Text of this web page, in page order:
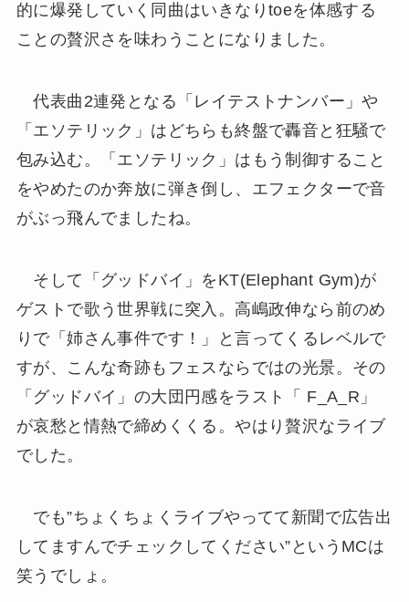
的に爆発していく同曲はいきなりtoeを体感する
ことの贅沢さを味わうことになりました。
代表曲2連発となる「レイテストナンバー」や
「エソテリック」はどちらも終盤で轟音と狂騒で
包み込む。「エソテリック」はもう制御すること
をやめたのか奔放に弾き倒し、エフェクターで音
がぶっ飛んでましたね。
そして「グッドバイ」をKT(Elephant Gym)が
ゲストで歌う世界戦に突入。高嶋政伸なら前のめ
りで「姉さん事件です！」と言ってくるレベルで
すが、こんな奇跡もフェスならではの光景。その
「グッドバイ」の大団円感をラスト「 F_A_R」
が哀愁と情熱で締めくくる。やはり贅沢なライブ
でした。
でも”ちょくちょくライブやってて新聞で広告出
してますんでチェックしてください”というMCは
笑うでしょ。